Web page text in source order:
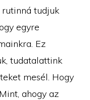
tudjuk
egyre
Ez
tudatalattink
mesél. Hogy
ahogy az